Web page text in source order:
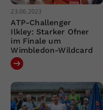
23.06.2023
ATP-Challenger
Ilkley: Starker Ofner
im Finale um
Wimbledon-Wildcard